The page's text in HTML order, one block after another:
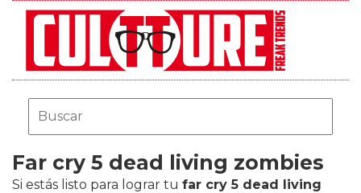
Far cry 5 dead living zombies
Si estás listo para lograr tu far cry 5 dead living